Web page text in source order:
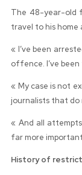
The 48-year-old
travel to his home
« I’ve been
offence. I’ve
« My case is not
journalists that do
« And all
far more
History of